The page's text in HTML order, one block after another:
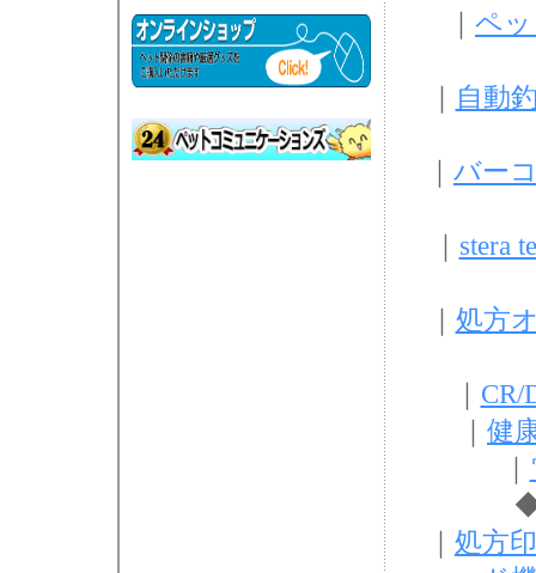
｜ ペ
｜ 自動
｜ バー
｜ stera
｜ 処方
｜ CR/
｜ 健
｜
｜ 処方